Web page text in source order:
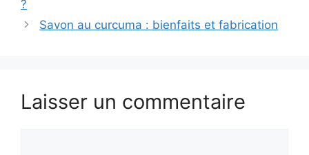
?
Savon au curcuma : bienfaits et fabrication
Laisser un commentaire